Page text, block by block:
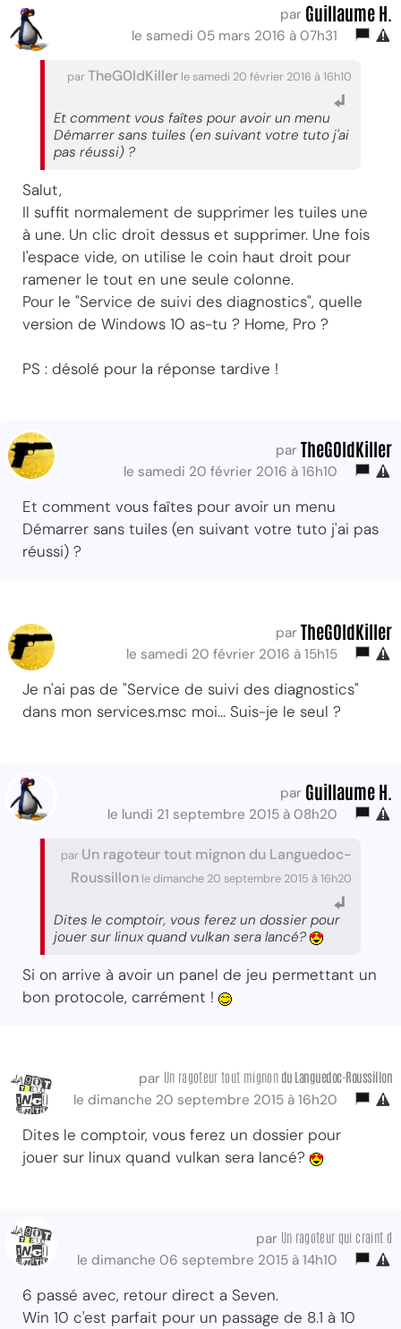
par Guillaume H.
le samedi 05 mars 2016 à 07h31
parTheG0ldKiller le samedi 20 février 2016 à 16h10
Et comment vous faîtes pour avoir un menu
Démarrer sans tuiles (en suivant votre tuto j'ai
pas réussi) ?
Salut,
Il suffit normalement de supprimer les tuiles une
à une. Un clic droit dessus et supprimer. Une fois
l'espace vide, on utilise le coin haut droit pour
ramener le tout en une seule colonne.
Pour le "Service de suivi des diagnostics", quelle
version de Windows 10 as-tu ? Home, Pro ?
PS : désolé pour la réponse tardive !
par TheG0ldKiller
le samedi 20 février 2016 à 16h10
Et comment vous faîtes pour avoir un menu
Démarrer sans tuiles (en suivant votre tuto j'ai pas
réussi) ?
par TheG0ldKiller
le samedi 20 février 2016 à 15h15
Je n'ai pas de "Service de suivi des diagnostics"
dans mon services.msc moi... Suis-je le seul ?
par Guillaume H.
le lundi 21 septembre 2015 à 08h20
par Un ragoteur tout mignon du Languedoc-
Roussillon le dimanche 20 septembre 2015 à 16h20
Dites le comptoir, vous ferez un dossier pour
jouer sur linux quand vulkan sera lancé?
Si on arrive à avoir un panel de jeu permettant un
bon protocole, carrément !
par Un ragoteur tout mignon du Languedoc-Roussillon
le dimanche 20 septembre 2015 à 16h20
Dites le comptoir, vous ferez un dossier pour
jouer sur linux quand vulkan sera lancé?
par Un ragoteur qui craint d
le dimanche 06 septembre 2015 à 14h10
6 passé avec, retour direct a Seven.
Win 10 c'est parfait pour un passage de 8.1 à 10